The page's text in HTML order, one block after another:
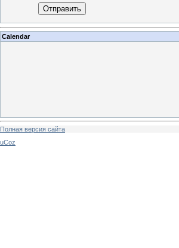
Отправить
Calendar
Полная версия сайта
uCoz